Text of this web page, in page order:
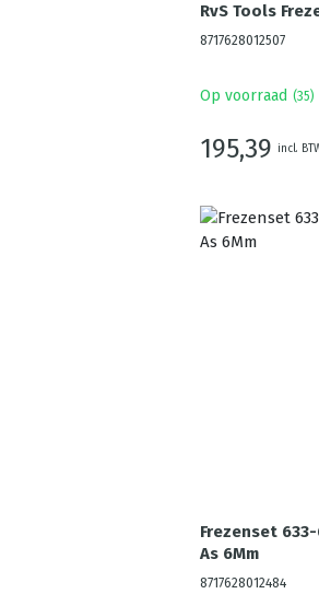
RvS Tools
8717628012507
Op voorraad (35)
195,39 incl.
Frezenset
As 6Mm
8717628012484